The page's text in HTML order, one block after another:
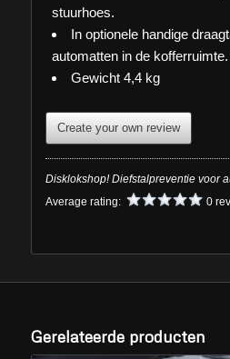
stuurhoes.
In optionele handige
automatten in de kofferruimte.
Gewicht 4,4 kg
Create your own review
Disklokshop! Diefstalpreventie voor
Average rating:
0
Gerelateerde producten